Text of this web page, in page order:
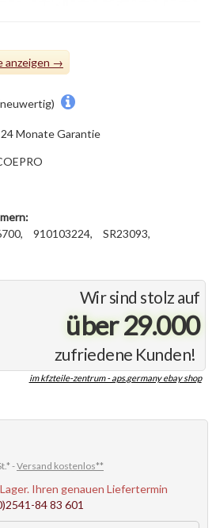
Wir sind stolz auf
über 29.000
zufriedene Kunden!
im kfzteile-zentrum - aps.germany ebay shop
24 Monate Garantie
910103224, SR23093,
-Versand kostenlos**
Ihren genauen Liefertermin
84 83 601